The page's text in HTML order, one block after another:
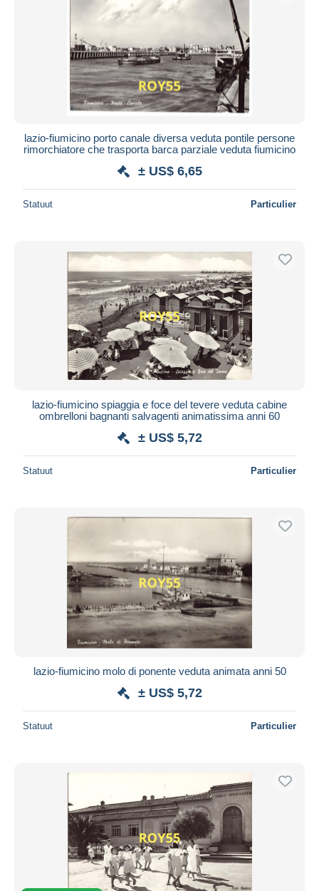
lazio-fiumicino porto canale diversa veduta pontile persone
rimorchiatore che trasporta barca parziale veduta fiumicino
± US$ 6,65
Statuut Particulier
lazio-fiumicino spiaggia e foce del tevere veduta cabine
ombrelloni bagnanti salvagenti animatissima anni 60
± US$ 5,72
Statuut Particulier
lazio-fiumicino molo di ponente veduta animata anni 50
± US$ 5,72
Statuut Particulier